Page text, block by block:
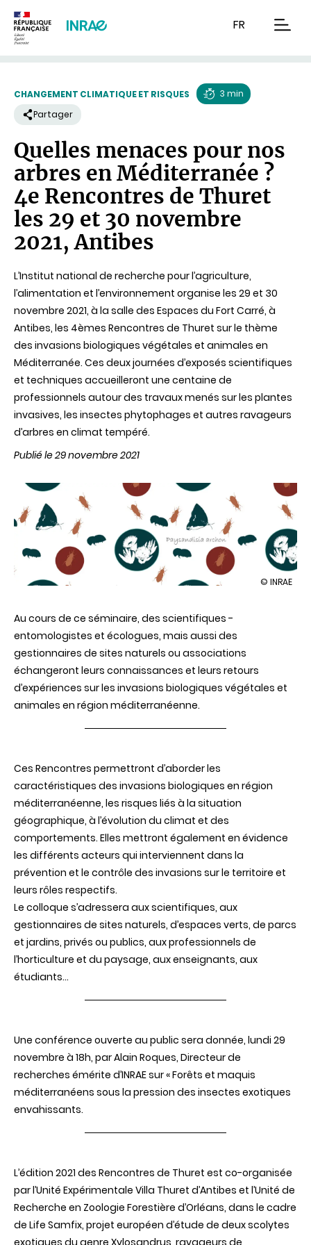
FR
CHANGEMENT CLIMATIQUE ET RISQUES
lecture
3 min
Partager
Quelles menaces pour nos
arbres en Méditerranée ?
4e Rencontres de Thuret
les 29 et 30 novembre
2021, Antibes
L’Institut national de recherche pour l’agriculture,
l’alimentation et l’environnement organise les 29 et 30
novembre 2021, à la salle des Espaces du Fort Carré, à
Antibes, les 4èmes Rencontres de Thuret sur le thème
des invasions biologiques végétales et animales en
Méditerranée. Ces deux journées d’exposés scientifiques
et techniques accueilleront une centaine de
professionnels autour des travaux menés sur les plantes
invasives, les insectes phytophages et autres ravageurs
d’arbres en climat tempéré.
Publié le 29 novembre 2021
illustration
4e
novembre
© INRAE
Au cours de ce séminaire, des scientifiques -
entomologistes et écologues, mais aussi des
gestionnaires de sites naturels ou associations
échangeront leurs connaissances et leurs retours
d’expériences sur les invasions biologiques végétales et
animales en région méditerranéenne.
Ces Rencontres permettront d’aborder les
caractéristiques des invasions biologiques en région
méditerranéenne, les risques liés à la situation
géographique, à l’évolution du climat et des
comportements. Elles mettront également en évidence
les différents acteurs qui interviennent dans la
prévention et le contrôle des invasions sur le territoire et
leurs rôles respectifs.
Le colloque s’adressera aux scientifiques, aux
gestionnaires de sites naturels, d’espaces verts, de parcs
et jardins, privés ou publics, aux professionnels de
l’horticulture et du paysage, aux enseignants, aux
étudiants…
Une conférence ouverte au public sera donnée, lundi 29
novembre à 18h, par Alain Roques, Directeur de
recherches émérite d’INRAE sur « Forêts et maquis
méditerranéens sous la pression des insectes exotiques
envahissants.
L’édition 2021 des Rencontres de Thuret est co-organisée
par l’Unité Expérimentale Villa Thuret d’Antibes et l’Unité de
Recherche en Zoologie Forestière d’Orléans, dans le cadre
de Life Samfix, projet européen d’étude de deux scolytes